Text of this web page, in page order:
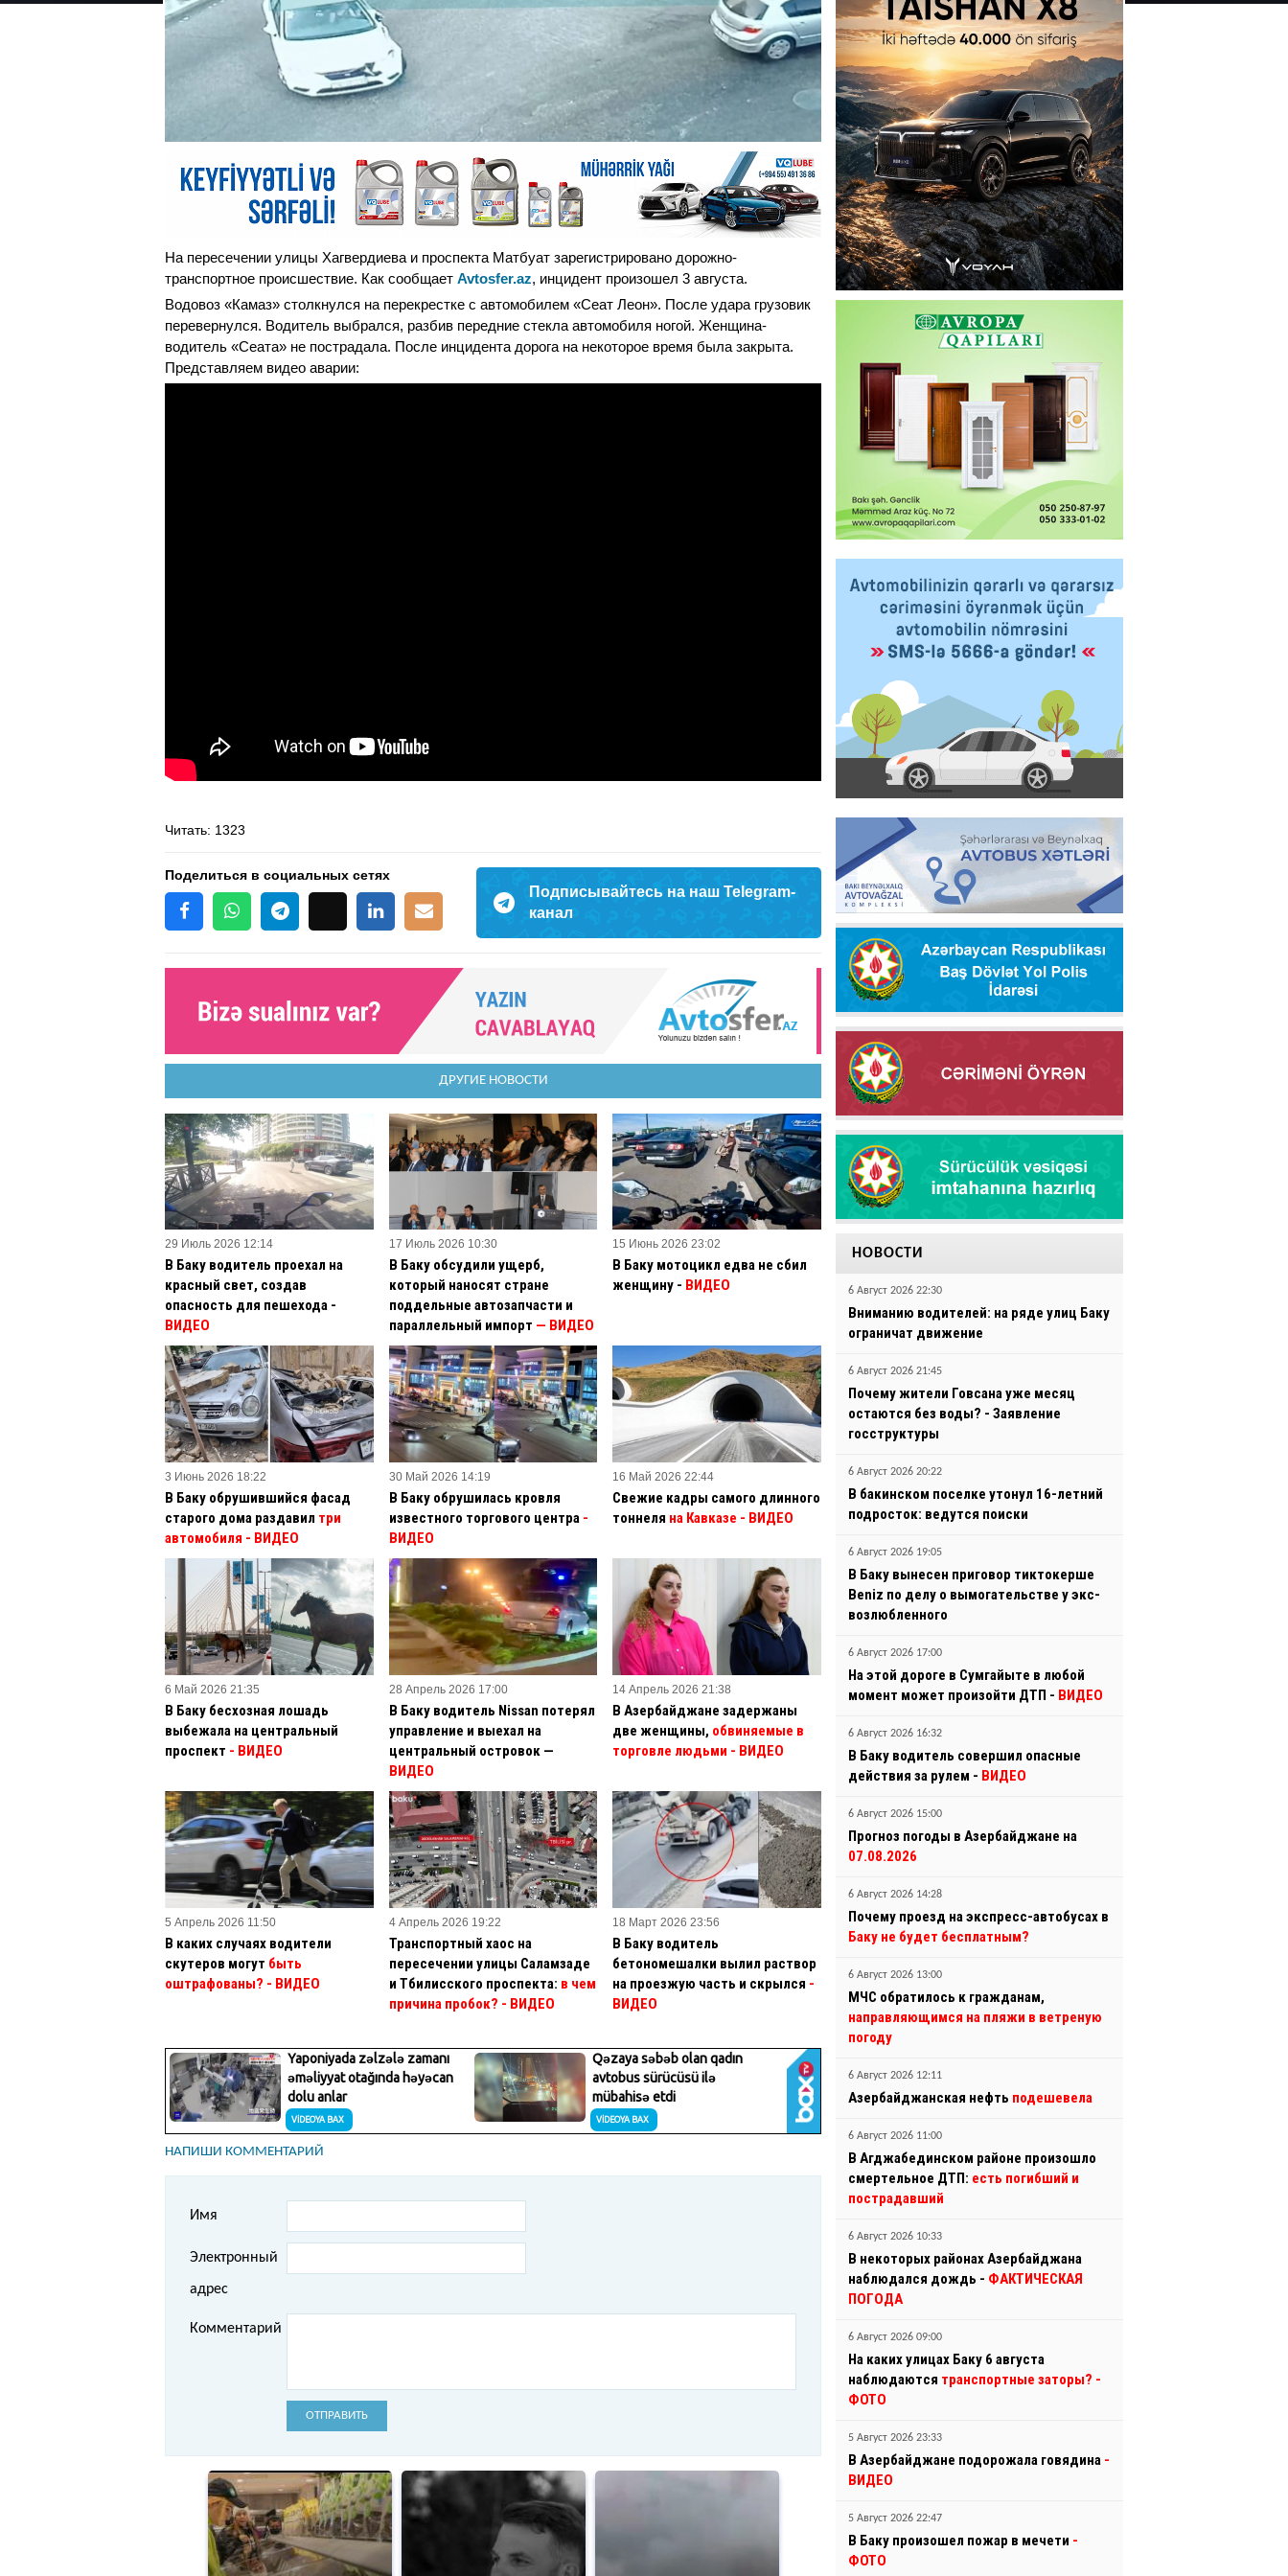
На пересечении улицы Хагвердиева и проспекта Матбуат зарегистрировано дорожно-
транспортное происшествие. Как сообщает Avtosfer.az, инцидент произошел 3 августа.
Водовоз «Камаз» столкнулся на перекрестке с автомобилем «Сеат Леон». После удара грузовик
перевернулся. Водитель выбрался, разбив передние стекла автомобиля ногой. Женщина-
водитель «Сеата» не пострадала. После инцидента дорога на некоторое время была закрыта.
Представляем видео аварии:
Читать: 1323
Поделиться в социальных сетях
Подписывайтесь на наш Telegram-
канал
ДРУГИЕ НОВОСТИ
29 Июль 2026 12:14
В Баку водитель проехал на
красный свет, создав
опасность для пешехода -
ВИДЕО
17 Июль 2026 10:30
В Баку обсудили ущерб,
который наносят стране
поддельные автозапчасти и
параллельный импорт — ВИДЕО
15 Июнь 2026 23:02
В Баку мотоцикл едва не сбил
женщину - ВИДЕО
3 Июнь 2026 18:22
В Баку обрушившийся фасад
старого дома раздавил три
автомобиля - ВИДЕО
30 Май 2026 14:19
В Баку обрушилась кровля
известного торгового центра-
ВИДЕО
16 Май 2026 22:44
Свежие кадры самого длинного
тоннеля на Кавказе - ВИДЕО
6 Май 2026 21:35
В Баку бесхозная лошадь
выбежала на центральный
проспект - ВИДЕО
28 Апрель 2026 17:00
В Баку водитель Nissan потерял
управление и выехал на
центральный островок —
ВИДЕО
14 Апрель 2026 21:38
В Азербайджане задержаны
две женщины, обвиняемые в
торговле людьми - ВИДЕО
5 Апрель 2026 11:50
В каких случаях водители
скутеров могут быть
оштрафованы? - ВИДЕО
4 Апрель 2026 19:22
Транспортный хаос на
пересечении улицы Саламзаде
и Тбилисского проспекта: в чем
причина пробок? - ВИДЕО
18 Март 2026 23:56
В Баку водитель
бетономешалки вылил раствор
на проезжую часть и скрылся -
ВИДЕО
НАПИШИ КОММЕНТАРИЙ
Имя
Электронный
адрес
Комментарий
ОТПРАВИТЬ
НОВОСТИ
6 Август 2026 22:30
Вниманию водителей: на ряде улиц Баку
ограничат движение
6 Август 2026 21:45
Почему жители Говсана уже месяц
остаются без воды? - Заявление
госструктуры
6 Август 2026 20:22
В бакинском поселке утонул 16-летний
подросток: ведутся поиски
6 Август 2026 19:05
В Баку вынесен приговор тиктокерше
Beniz по делу о вымогательстве у экс-
возлюбленного
6 Август 2026 17:00
На этой дороге в Сумгайыте в любой
момент может произойти ДТП - ВИДЕО
6 Август 2026 16:32
В Баку водитель совершил опасные
действия за рулем - ВИДЕО
6 Август 2026 15:00
Прогноз погоды в Азербайджане на
07.08.2026
6 Август 2026 14:28
Почему проезд на экспресс-автобусах в
Баку не будет бесплатным?
6 Август 2026 13:00
МЧС обратилось к гражданам,
направляющимся на пляжи в ветреную
погоду
6 Август 2026 12:11
Азербайджанская нефть подешевела
6 Август 2026 11:00
В Агджабединском районе произошло
смертельное ДТП: есть погибший и
пострадавший
6 Август 2026 10:33
В некоторых районах Азербайджана
наблюдался дождь - ФАКТИЧЕСКАЯ
ПОГОДА
6 Август 2026 09:00
На каких улицах Баку 6 августа
наблюдаются транспортные заторы? -
ФОТО
5 Август 2026 23:33
В Азербайджане подорожала говядина -
ВИДЕО
5 Август 2026 22:47
В Баку произошел пожар в мечети -
ФОТО